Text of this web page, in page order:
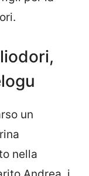
un
nella